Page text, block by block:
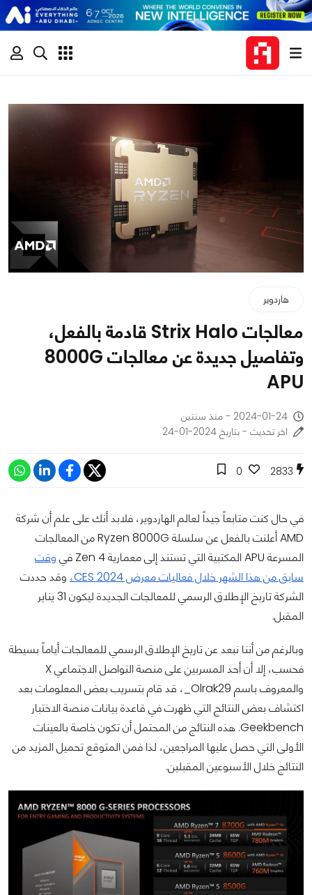
هاردوير
معالجات Strix Halo قادمة بالفعل،
وتفاصيل جديدة عن معالجات 8000G
APU
2024-01-24 - منذ سنتين
اخر تحديث - بتاريخ 2024-01-24
2833
0
في حال كنت متابعاً جيداً لعالم الهاردوير، فلابد أنك على علم أن شركة
AMD أعلنت بالفعل عن سلسلة Ryzen 8000G من المعالجات
المسرعة APU المكتبية التي تستند إلى معمارية Zen 4 في
وقت
سابق من هذا الشهر خلال فعاليات معرض CES 2024،
وقد حددت
الشركة تاريخ الإطلاق الرسمي للمعالجات الجديدة ليكون 31 يناير
المقبل.
وبالرغم من أننا نبعد عن تاريخ الإطلاق الرسمي للمعالجات أياماً بسيطة
فحسب، إلا أن أحد المسربين على منصة التواصل الاجتماعي X
والمعروف باسم Olrak29_، قد قام بتسريب بعض المعلومات بعد
اكتشاف بعض النتائج التي ظهرت في قاعدة بيانات منصة الاختبار
Geekbench. هذه النتائج من المحتمل أن تكون خاصة بالعينات
الأولى التي حصل عليها المراجعين، لذا فمن المتوقع تحميل المزيد من
النتائج خلال الأسبوعين المقبلين.